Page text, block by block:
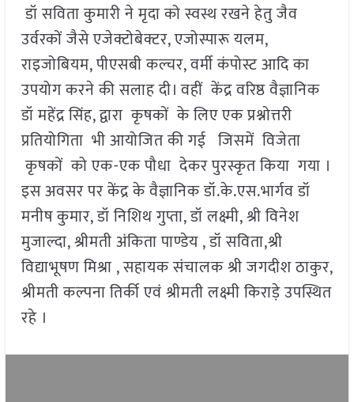
डॉ सविता कुमारी ने मृदा को स्वस्थ रखने हेतु जैव
उर्वरकों जैसे एजेक्टोबेक्टर, एजोस्पारू यलम,
राइजोबियम, पीएसबी कल्चर, वर्मी कंपोस्ट आदि का
उपयोग करने की सलाह दी। वहीं केंद्र वरिष्ठ वैज्ञानिक
डॉ महेंद्र सिंह, द्वारा कृषकों के लिए एक प्रश्नोत्तरी
प्रतियोगिता भी आयोजित की गई जिसमें विजेता
कृषकों को एक-एक पौधा देकर पुरस्कृत किया गया ।
इस अवसर पर केंद्र के वैज्ञानिक डॉ.के.एस.भार्गव डॉ
मनीष कुमार, डॉ निशिथ गुप्ता, डॉ लक्ष्मी, श्री विनेश
मुजाल्दा, श्रीमती अंकिता पाण्डेय , डॉ सविता,श्री
विद्याभूषण मिश्रा , सहायक संचालक श्री जगदीश ठाकुर,
श्रीमती कल्पना तिर्की एवं श्रीमती लक्ष्मी किराड़े उपस्थित
रहे ।